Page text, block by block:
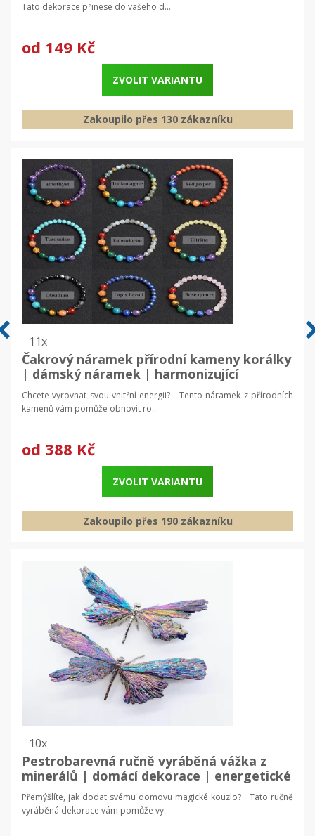
Tato dekorace přinese do vašeho d...
od 149 Kč
ZVOLIT VARIANTU
Zakoupilo přes 130 zákazníku
11x
Čakrový náramek přírodní kameny korálky
| dámský náramek | harmonizující
náramek
Chcete vyrovnat svou vnitřní energii? Tento náramek z přírodních
kamenů vám pomůže obnovit ro...
od 388 Kč
ZVOLIT VARIANTU
Zakoupilo přes 190 zákazníku
10x
Pestrobarevná ručně vyráběná vážka z
minerálů | domácí dekorace | energetické
minerály
Přemýšlíte, jak dodat svému domovu magické kouzlo? Tato ručně
vyráběná dekorace vám pomůže vy...